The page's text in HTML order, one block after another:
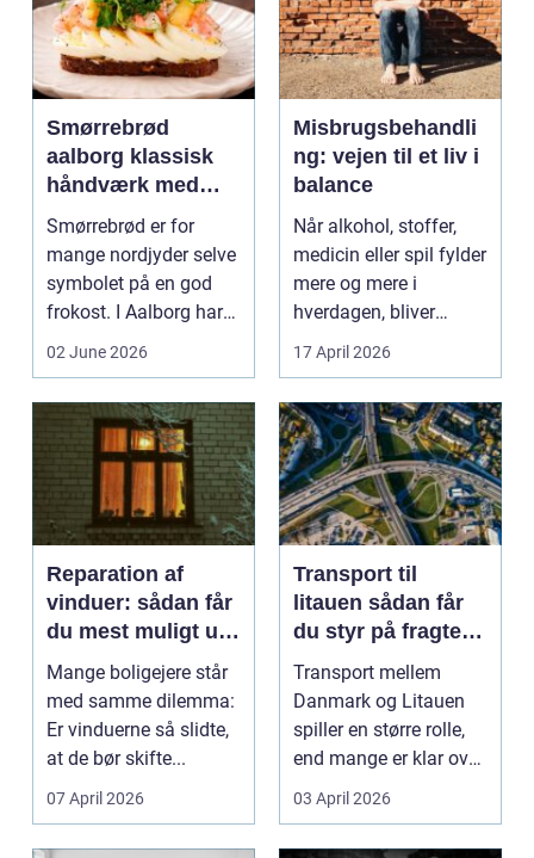
Smørrebrød
aalborg klassisk
håndværk med
moderne twist
Smørrebrød er for
mange nordjyder selve
symbolet på en god
frokost. I Aalborg har
den klassiske spis...
02 June 2026
Misbrugsbehandli
ng: vejen til et liv i
balance
Når alkohol, stoffer,
medicin eller spil fylder
mere og mere i
hverdagen, bliver
grænsen...
17 April 2026
Reparation af
vinduer: sådan får
du mest muligt ud
af dine gamle
vinduer
Mange boligejere står
med samme dilemma:
Er vinduerne så slidte,
at de bør skifte...
07 April 2026
Transport til
litauen sådan får
du styr på fragten
til baltikum
Transport mellem
Danmark og Litauen
spiller en større rolle,
end mange er klar over.
Litauen er et n...
03 April 2026